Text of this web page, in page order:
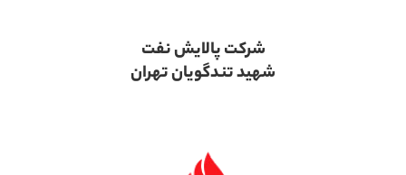
شرکت پالایش نفت
شهید تندگویان تهران